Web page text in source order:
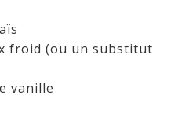
froid (ou un substitut
vanille